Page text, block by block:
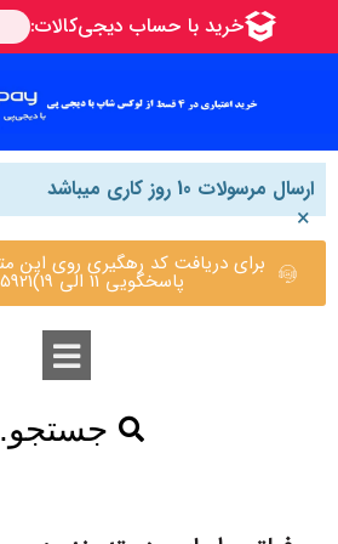
ارسال مرسولات 10 روز کاری میباشد
×
برای دریافت کد رهگیری روی این
پاسخگویی 11 الی 19)09365755921